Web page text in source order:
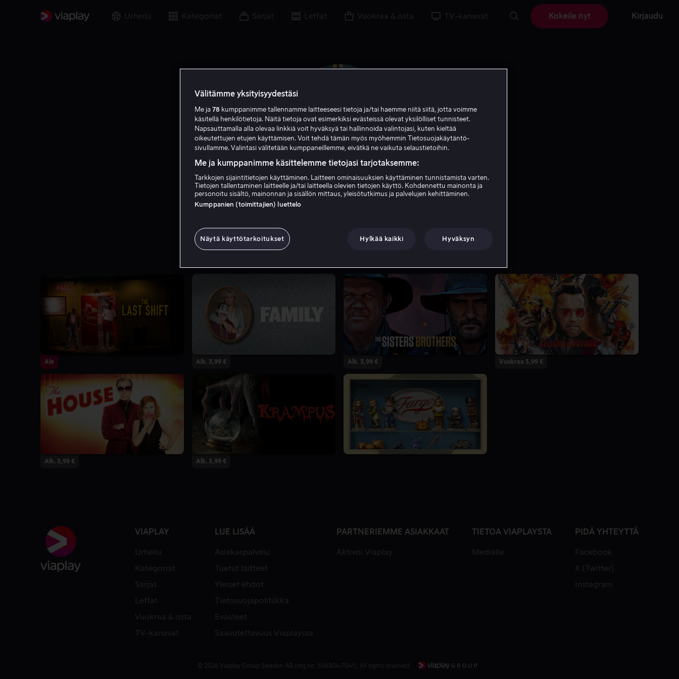
Urheilu Kategoriat Sarjat Leffat Vuokraa & osta TV-kanavat Kokeile nyt Kirjaudu
Allison Tolman
Ale Alk. 3,99 € Alk. 3,99 € Vuokraa 3,99 €
Alk. 3,99 € Alk. 3,99 €
8.8 5 Kautta
VIAPLAY
Urheilu
Kategoriat
Sarjat
Leffat
Vuokraa & osta
TV-kanavat
LUE LISÄÄ
Asiakaspalvelu
Tuetut laitteet
Yleiset ehdot
Tietosuojapolitiikka
Evästeet
Saavutettavuus Viaplayssa
PARTNERIEMME ASIAKKAAT
Aktivoi Viaplay
TIETOA VIAPLAYSTA
Medialle
PIDÄ YHTEYTTÄ
Facebook
X (Twitter)
Instagram
© 2026 Viaplay Group Sweden AB (org.no: 556304-7041). All rights reserved.
Välitämme yksityisyydestäsi
Me ja 78 kumppanimme tallennamme laitteeseesi tietoja ja/tai haemme niitä siitä, jotta voimme
käsitellä henkilötietoja. Näitä tietoja ovat esimerkiksi evästeissä olevat yksilölliset tunnisteet.
Napsauttamalla alla olevaa linkkiä voit hyväksyä tai hallinnoida valintojasi, kuten kieltää
oikeutettujen etujen käyttämisen. Voit tehdä tämän myös myöhemmin Tietosuojakäytäntö-
sivullamme. Valintasi välitetään kumppaneillemme, eivätkä ne vaikuta selaustietoihin.
Me ja kumppanimme käsittelemme tietojasi tarjotaksemme:
Tarkkojen sijaintitietojen käyttäminen. Laitteen ominaisuuksien käyttäminen tunnistamista varten.
Tietojen tallentaminen laitteelle ja/tai laitteella olevien tietojen käyttö. Kohdennettu mainonta ja
personoitu sisältö, mainonnan ja sisällön mittaus, yleisötutkimus ja palvelujen kehittäminen.
Kumppanien (toimittajien) luettelo
Näytä käyttötarkoitukset Hylkää kaikki Hyväksyn